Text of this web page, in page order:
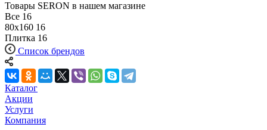
Товары SERON в нашем магазине
Все 16
80x160 16
Плитка 16
Список брендов
Каталог
Акции
Услуги
Компания